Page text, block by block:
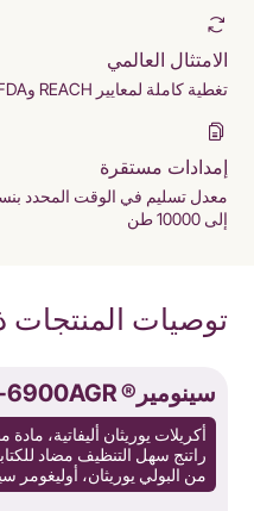
الامتثال العالمي
تغطية كاملة لمعايير REACH وFDA وGB
إمدادات مستقرة
إلى 10000 طن
توصيات المنتجات
سينومير® UVU-6900AGR
أكريلات يوريثان أليفاتية،
راتنج سهل التنظيف مضاد
من البولي يوريثان، أوليغومر